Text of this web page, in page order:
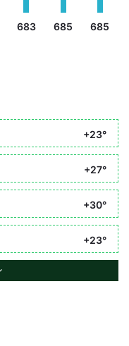
683 685 685
+23°
+27°
+30°
+23°